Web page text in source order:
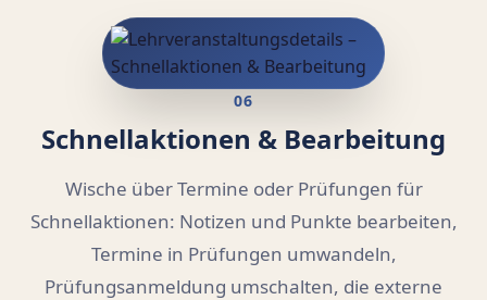
06
Schnellaktionen & Bearbeitung
Wische über Termine oder Prüfungen für
Schnellaktionen: Notizen und Punkte bearbeiten,
Termine in Prüfungen umwandeln,
Prüfungsanmeldung umschalten, die externe